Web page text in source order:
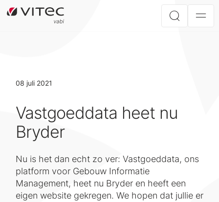
08 juli 2021
Vastgoeddata heet nu
Bryder
Nu is het dan echt zo ver: Vastgoeddata, ons
platform voor Gebouw Informatie
Management, heet nu Bryder en heeft een
eigen website gekregen. We hopen dat jullie er